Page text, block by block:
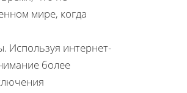
мире, когда
Используя интернет-
более